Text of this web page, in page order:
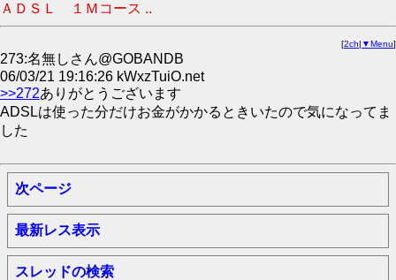
ＡＤＳＬ １Ｍコース ..
[2ch| ▼Menu]
273:名無しさん@GOBANDB
06/03/21 19:16:26 kWxzTuiO.net
>>272ありがとうございます
ADSLは使った分だけお金がかかるときいたので気になってま
した
次ページ
最新レス表示
スレッドの検索